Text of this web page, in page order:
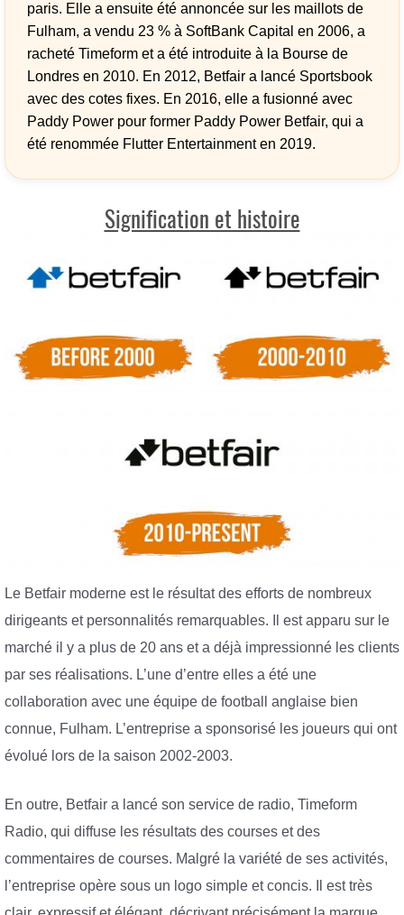
paris. Elle a ensuite été annoncée sur les maillots de
Fulham, a vendu 23 % à SoftBank Capital en 2006, a
racheté Timeform et a été introduite à la Bourse de
Londres en 2010. En 2012, Betfair a lancé Sportsbook
avec des cotes fixes. En 2016, elle a fusionné avec
Paddy Power pour former Paddy Power Betfair, qui a
été renommée Flutter Entertainment en 2019.
Signification et histoire
Le Betfair moderne est le résultat des efforts de nombreux
dirigeants et personnalités remarquables. Il est apparu sur le
marché il y a plus de 20 ans et a déjà impressionné les clients
par ses réalisations. L’une d’entre elles a été une
collaboration avec une équipe de football anglaise bien
connue, Fulham. L’entreprise a sponsorisé les joueurs qui ont
évolué lors de la saison 2002-2003.
En outre, Betfair a lancé son service de radio, Timeform
Radio, qui diffuse les résultats des courses et des
commentaires de courses. Malgré la variété de ses activités,
l’entreprise opère sous un logo simple et concis. Il est très